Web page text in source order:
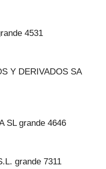
4531
Y DERIVADOS SA
SL grande 4646
grande 7311